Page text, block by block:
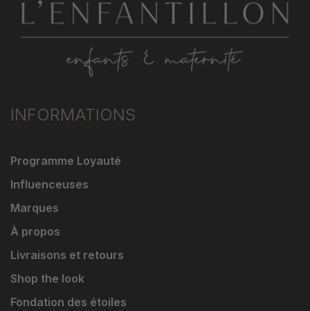
INFORMATIONS
Programme Loyauté
Influenceuses
Marques
À propos
Livraisons et retours
Shop the look
Fondation des étoiles